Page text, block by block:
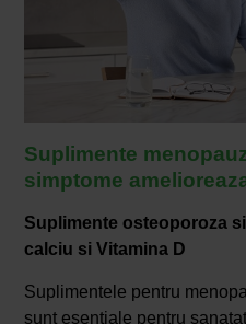
Suplimente
simptome
Suplimente osteoporoza
calciu si Vitamina D
Suplimentele pentru
sunt esentiale pentru